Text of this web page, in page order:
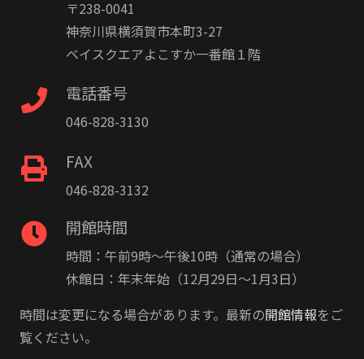
〒238-0041
神奈川県横須賀市本町3-27
ベイスクエアよこすか一番館１階
電話番号
046-828-3130
FAX
046-828-3132
開館時間
時間：午前9時〜午後10時（通常の場合）
休館日：年末年始（12月29日〜1月3日）
時間は変更になる場合があります。最新の開館情報をご
覧ください。